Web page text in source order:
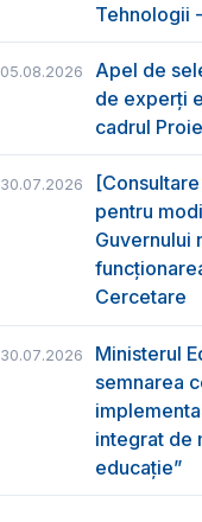
Tehnologii
05.08.2026
Apel de
de experți
cadrul
30.07.2026
pentru
Guvernului
Cercetare
30.07.2026
Ministerul
semnarea
integrat de
educație”